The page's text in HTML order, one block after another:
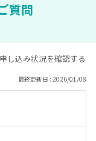
質問
し込み状況を確認する
最終更新日 : 2026/01/08